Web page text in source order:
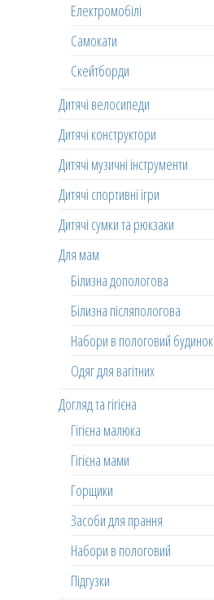
Електромобілі
Самокати
Скейтборди
Дитячі велосипеди
Дитячі конструктори
Дитячі музичні інструменти
Дитячі спортивні ігри
Дитячі сумки та рюкзаки
Для мам
Білизна допологова
Білизна післяпологова
Набори в пологовий будинок
Одяг для вагітних
Догляд та гігієна
Гігієна малюка
Гігієна мами
Горщики
Засоби для прання
Набори в пологовий
Підгузки